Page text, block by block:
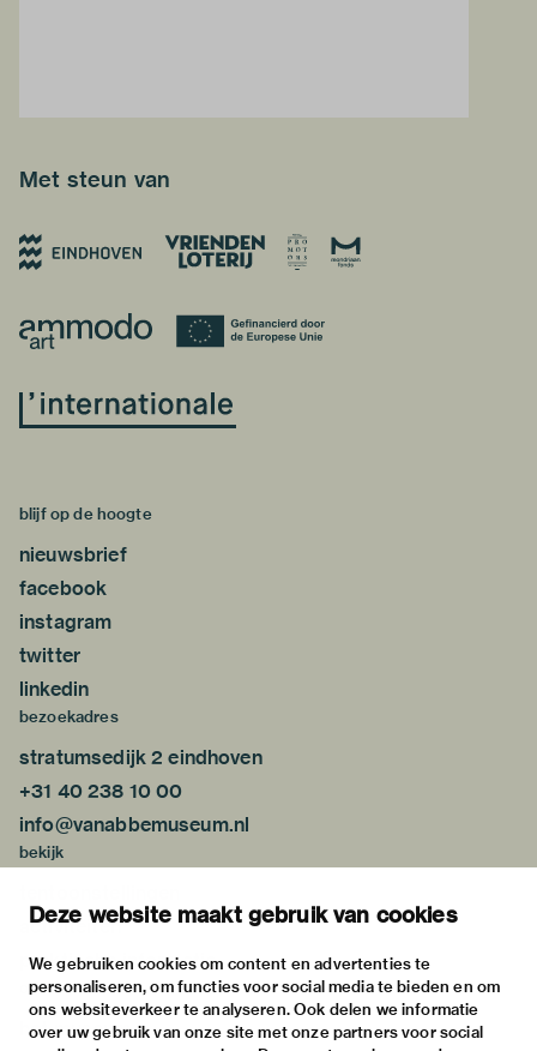
Deze website maakt gebruik van cookies
We gebruiken cookies om content en advertenties te
personaliseren, om functies voor social media te bieden en om
ons websiteverkeer te analyseren. Ook delen we informatie
over uw gebruik van onze site met onze partners voor social
Met steun van
blijf op de hoogte
nieuwsbrief
facebook
instagram
twitter
linkedin
bezoekadres
stratumsedijk 2 eindhoven
+31 40 238 10 00
info@vanabbemuseum.nl
bekijk
activiteiten
praktische informatie
over
het museum